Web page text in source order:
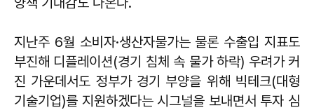
지난주 6월 소비자·생산자물가는 물론 수출입 지표도
부진해 디플레이션(경기 침체 속 물가 하락) 우려가 커
진 가운데서도 정부가 경기 부양을 위해 빅테크(대형
기술기업)를 지원하겠다는 시그널을 보내면서 투자 심